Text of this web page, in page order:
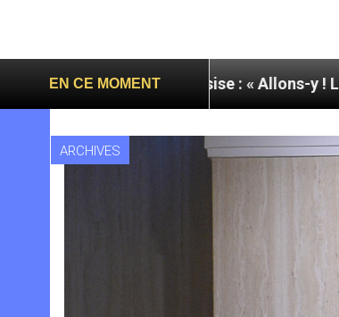
EN CE MOMENT
à Assise : « Allons-y ! Let’s go ! »
ARCHIVES